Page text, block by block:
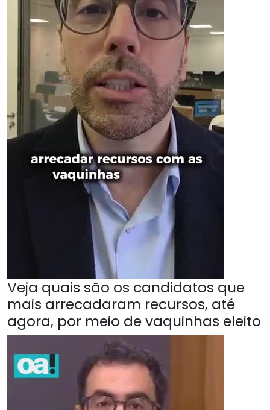
Veja quais são os candidatos que
mais arrecadaram recursos, até
agora, por meio de vaquinhas eleito